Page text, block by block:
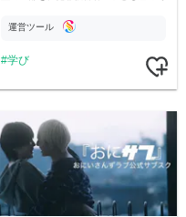
す運営ツール
学び